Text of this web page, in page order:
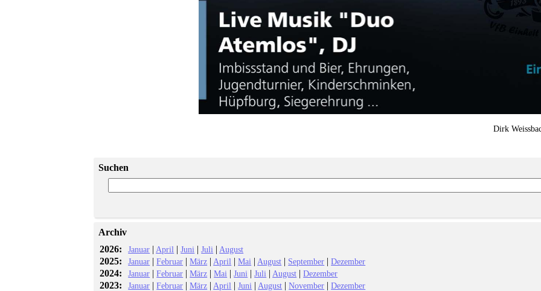
Dirk
Suchen
Archiv
2026:
Januar | April |Juni |Juli | August
2025: Januar |Februar |März | April |Mai | August | September |Dezember
2024: Januar |Februar |März |Mai |Juni |Juli | August |Dezember
2023: Januar |Februar |März | April |Juni | August |November |Dezember